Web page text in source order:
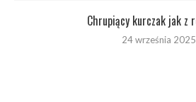
Chrupiący kurczak jak z
24 września 2025